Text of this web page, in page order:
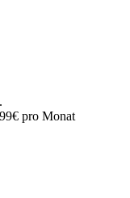
pro Monat